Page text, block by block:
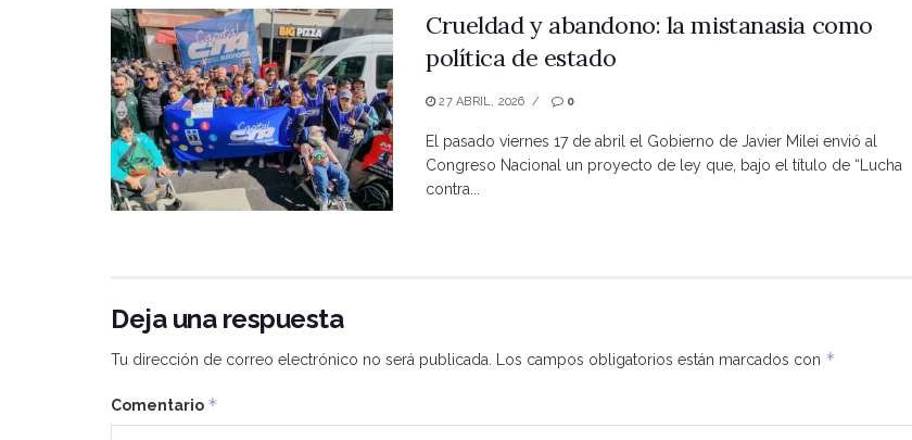
Crueldad y abandono: la mistanasia como
política de estado
27 ABRIL, 2026 0
El pasado viernes 17 de abril el Gobierno de Javier Milei envió al
Congreso Nacional un proyecto de ley que, bajo el título de “Lucha
contra...
Deja una respuesta
Tu dirección de correo electrónico no será publicada. Los campos obligatorios están marcados con *
Comentario *